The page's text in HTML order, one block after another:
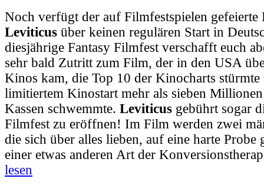
Noch verfügt der auf Filmfestspielen
Leviticus über keinen regulären Start in
diesjährige Fantasy Filmfest verschafft euch
sehr bald Zutritt zum Film, der in den USA
Kinos kam, die Top 10 der Kinocharts
limitiertem Kinostart mehr als sieben
Kassen schwemmte. Leviticus gebührt sogar
Filmfest zu eröffnen! Im Film werden zwei
die sich über alles lieben, auf eine harte Probe
einer etwas anderen Art der
lesen